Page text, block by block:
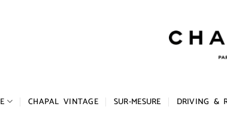
CHAPAL VINTAGE SUR-MESURE DRIVING &